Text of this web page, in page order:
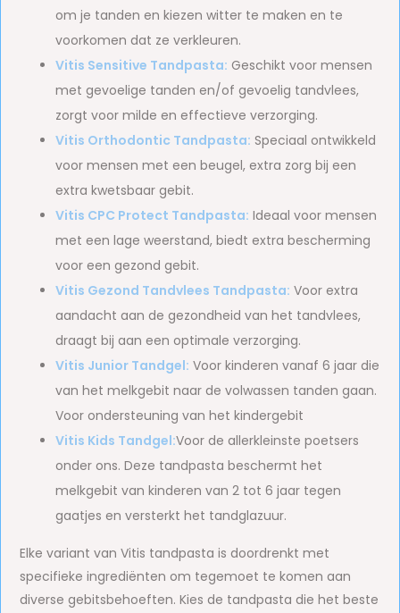
om je tanden en kiezen witter te maken en te
voorkomen dat ze verkleuren.
Vitis Sensitive Tandpasta: Geschikt voor mensen
met gevoelige tanden en/of gevoelig tandvlees,
zorgt voor milde en effectieve verzorging.
Vitis Orthodontic Tandpasta: Speciaal ontwikkeld
voor mensen met een beugel, extra zorg bij een
extra kwetsbaar gebit.
Vitis CPC Protect Tandpasta: Ideaal voor mensen
met een lage weerstand, biedt extra bescherming
voor een gezond gebit.
Vitis Gezond Tandvlees Tandpasta: Voor extra
aandacht aan de gezondheid van het tandvlees,
draagt bij aan een optimale verzorging.
Vitis Junior Tandgel: Voor kinderen vanaf 6 jaar die
van het melkgebit naar de volwassen tanden gaan.
Voor ondersteuning van het kindergebit
Vitis Kids Tandgel:Voor de allerkleinste poetsers
onder ons. Deze tandpasta beschermt het
melkgebit van kinderen van 2 tot 6 jaar tegen
gaatjes en versterkt het tandglazuur.
Elke variant van Vitis tandpasta is doordrenkt met
specifieke ingrediënten om tegemoet te komen aan
diverse gebitsbehoeften. Kies de tandpasta die het beste